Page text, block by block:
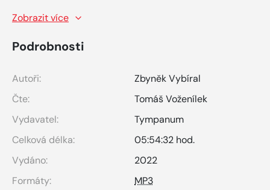
Zobrazit více
Podrobnosti
Autoři:
Zbyněk Vybíral
Čte:
Tomáš Voženílek
Vydavatel:
Tympanum
Celková délka:
05:54:32 hod.
Vydáno:
2022
Formáty:
MP3